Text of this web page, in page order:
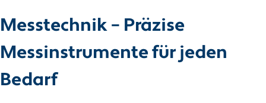
Messtechnik – Präzise
Messinstrumente für jeden
Bedarf